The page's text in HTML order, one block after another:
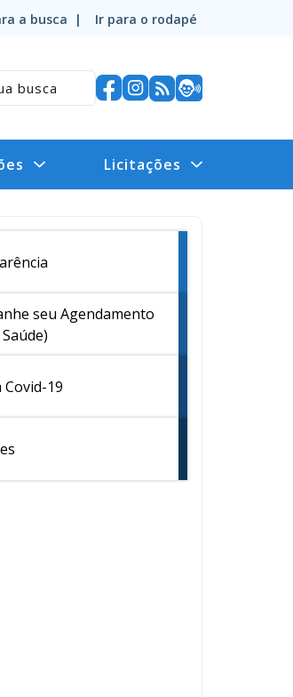
a busca | Ir para o rodapé
Licitações
seu Agendamento
19